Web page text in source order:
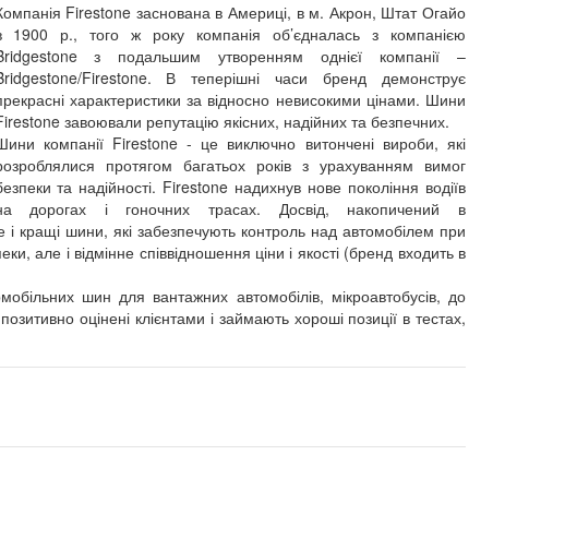
Firestone заснована в Америці, в м. Акрон, Штат Огайо
1900 р., того ж року компанія об’єдналась з компанією
з подальшим утворенням однієї компанії –
Firestone. В теперішні часи бренд демонструє
характеристики за відносно невисокими цінами. Шини
завоювали репутацію якісних, надійних та безпечних.
компанії Firestone - це виключно витончені вироби, які
протягом багатьох років з урахуванням вимог
та надійності. Firestone надихнув нове покоління водіїв
дорогах і гоночних трасах. Досвід, накопичений в
і кращі шини, які забезпечують контроль над автомобілем при
але і відмінне співвідношення ціни і якості (бренд входить в
шин для вантажних автомобілів, мікроавтобусів, до
оцінені клієнтами і займають хороші позиції в тестах,